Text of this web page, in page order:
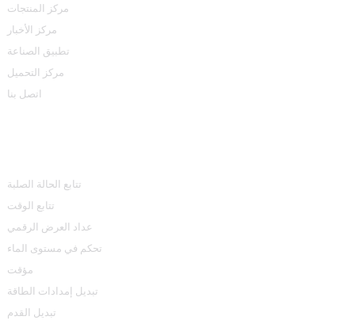
مركز المنتجات
مركز الأخبار
تطبيق الصناعة
مركز التحميل
اتصل بنا
تتابع الحالة الصلبة
تتابع الوقت
عداد العرض الرقمي
تحكم في مستوى الماء
مؤقت
تبديل إمدادات الطاقة
تبديل القدم